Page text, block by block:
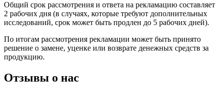
Общий срок рассмотрения и ответа на рекламацию составляет
2 рабочих дня (в случаях, которые требуют дополнительных
исследований, срок может быть продлен до 5 рабочих дней).
По итогам рассмотрения рекламации может быть принято
решение о замене, уценке или возврате денежных средств за
продукцию.
Отзывы о нас